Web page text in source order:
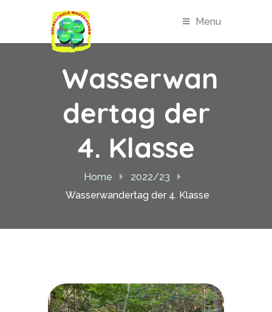
Menu
Wasserwan
dertag der
4. Klasse
Home
2022/23
Wasserwandertag der 4. Klasse